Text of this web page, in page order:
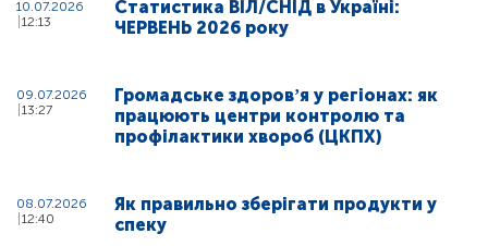
10.07.2026
12:13
Статистика ВІЛ/СНІД в Україні:
ЧЕРВЕНЬ 2026 року
09.07.2026
13:27
Громадське здоровʼя у регіонах: як
працюють центри контролю та
профілактики хвороб (ЦКПХ)
08.07.2026
12:40
Як правильно зберігати продукти у
спеку